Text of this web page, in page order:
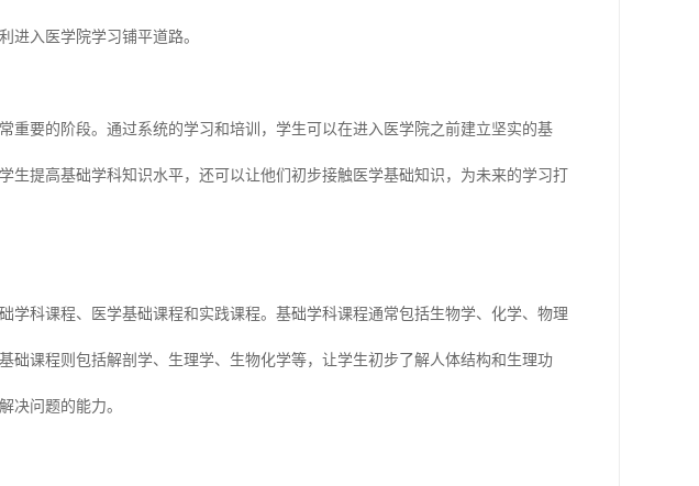
进入医学院学习铺平道路。
重要的阶段。通过系统的学习和培训，学生可以在进入医学院之前建立坚实的基
提高基础学科知识水平，还可以让他们初步接触医学基础知识，为未来的学习打
学科课程、医学基础课程和实践课程。基础学科课程通常包括生物学、化学、物理
础课程则包括解剖学、生理学、生物化学等，让学生初步了解人体结构和生理功
决问题的能力。